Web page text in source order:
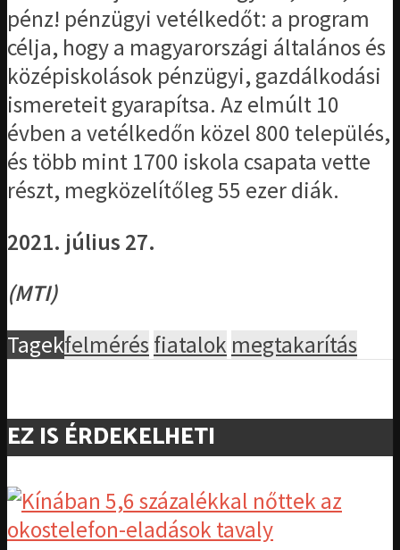
pénz! pénzügyi vetélkedőt: a program
célja, hogy a magyarországi általános és
középiskolások pénzügyi, gazdálkodási
ismereteit gyarapítsa. Az elmúlt 10
évben a vetélkedőn közel 800 település,
és több mint 1700 iskola csapata vette
részt, megközelítőleg 55 ezer diák.
2021. július 27.
(MTI)
Tagekfelmérés fiatalok megtakarítás
EZ IS ÉRDEKELHETI